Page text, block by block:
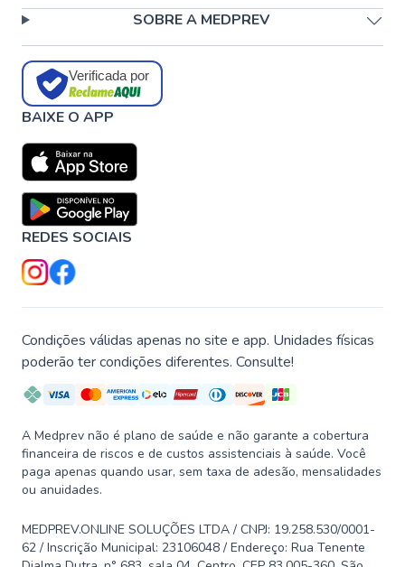
SOBRE A MEDPREV
Verificada por
BAIXE O APP
REDES SOCIAIS
Condições válidas apenas no site e app. Unidades físicas
poderão ter condições diferentes. Consulte!
A Medprev não é plano de saúde e não garante a cobertura
financeira de riscos e de custos assistenciais à saúde. Você
paga apenas quando usar, sem taxa de adesão, mensalidades
ou anuidades.
MEDPREV.ONLINE SOLUÇÕES LTDA / CNPJ: 19.258.530/0001-
62 / Inscrição Municipal: 23106048 / Endereço: Rua Tenente